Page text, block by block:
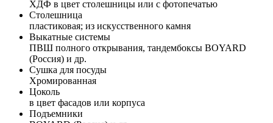
ХДФ в цвет столешницы или с фотопечатью
Столешница
пластиковая; из искусственного камня
Выкатные системы
ПВШ полного открывания, тандембоксы BOYARD
(Россия) и др.
Сушка для посуды
Хромированная
Цоколь
в цвет фасадов или корпуса
Подъемники